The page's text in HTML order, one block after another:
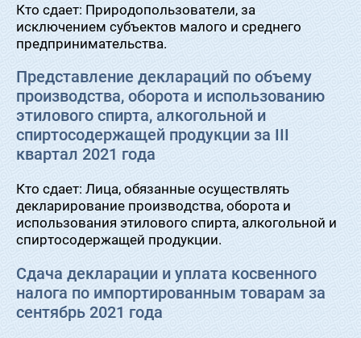
Кто сдает: Природопользователи, за
исключением субъектов малого и среднего
предпринимательства.
Представление деклараций по объему
производства, оборота и использованию
этилового спирта, алкогольной и
спиртосодержащей продукции за III
квартал 2021 года
Кто сдает: Лица, обязанные осуществлять
декларирование производства, оборота и
использования этилового спирта, алкогольной и
спиртосодержащей продукции.
Сдача декларации и уплата косвенного
налога по импортированным товарам за
сентябрь 2021 года